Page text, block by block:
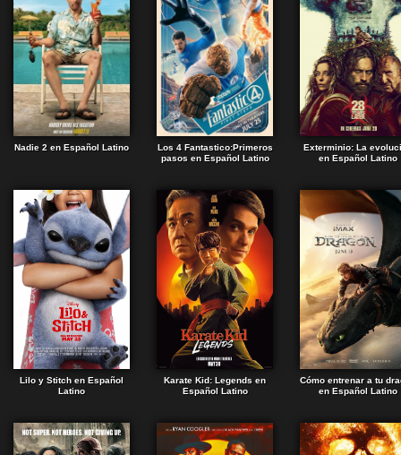
Nadie 2 en Español Latino
Los 4 Fantastico:Primeros
pasos en Español Latino
Exterminio: La
en Español Latino
Lilo y Stitch en Español
Latino
Karate Kid: Legends en
Español Latino
Cómo entrenar a tu
en Español Latino